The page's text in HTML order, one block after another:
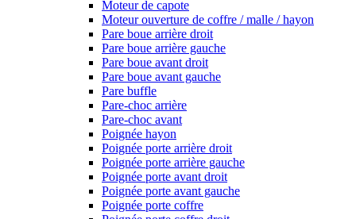
Moteur de capote
Moteur ouverture de coffre / malle / hayon
Pare boue arrière droit
Pare boue arrière gauche
Pare boue avant droit
Pare boue avant gauche
Pare buffle
Pare-choc arrière
Pare-choc avant
Poignée hayon
Poignée porte arrière droit
Poignée porte arrière gauche
Poignée porte avant droit
Poignée porte avant gauche
Poignée porte coffre